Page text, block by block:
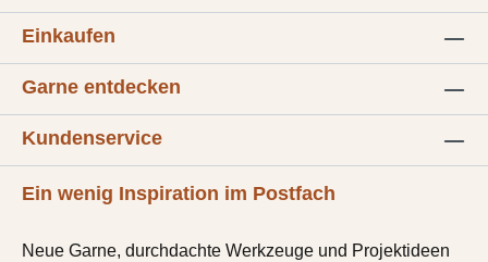
Einkaufen
Garne entdecken
Kundenservice
Ein wenig Inspiration im Postfach
Neue Garne, durchdachte Werkzeuge und Projektideen